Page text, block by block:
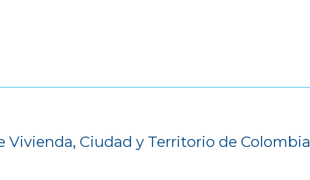
Vivienda, Ciudad y Territorio de Colombia